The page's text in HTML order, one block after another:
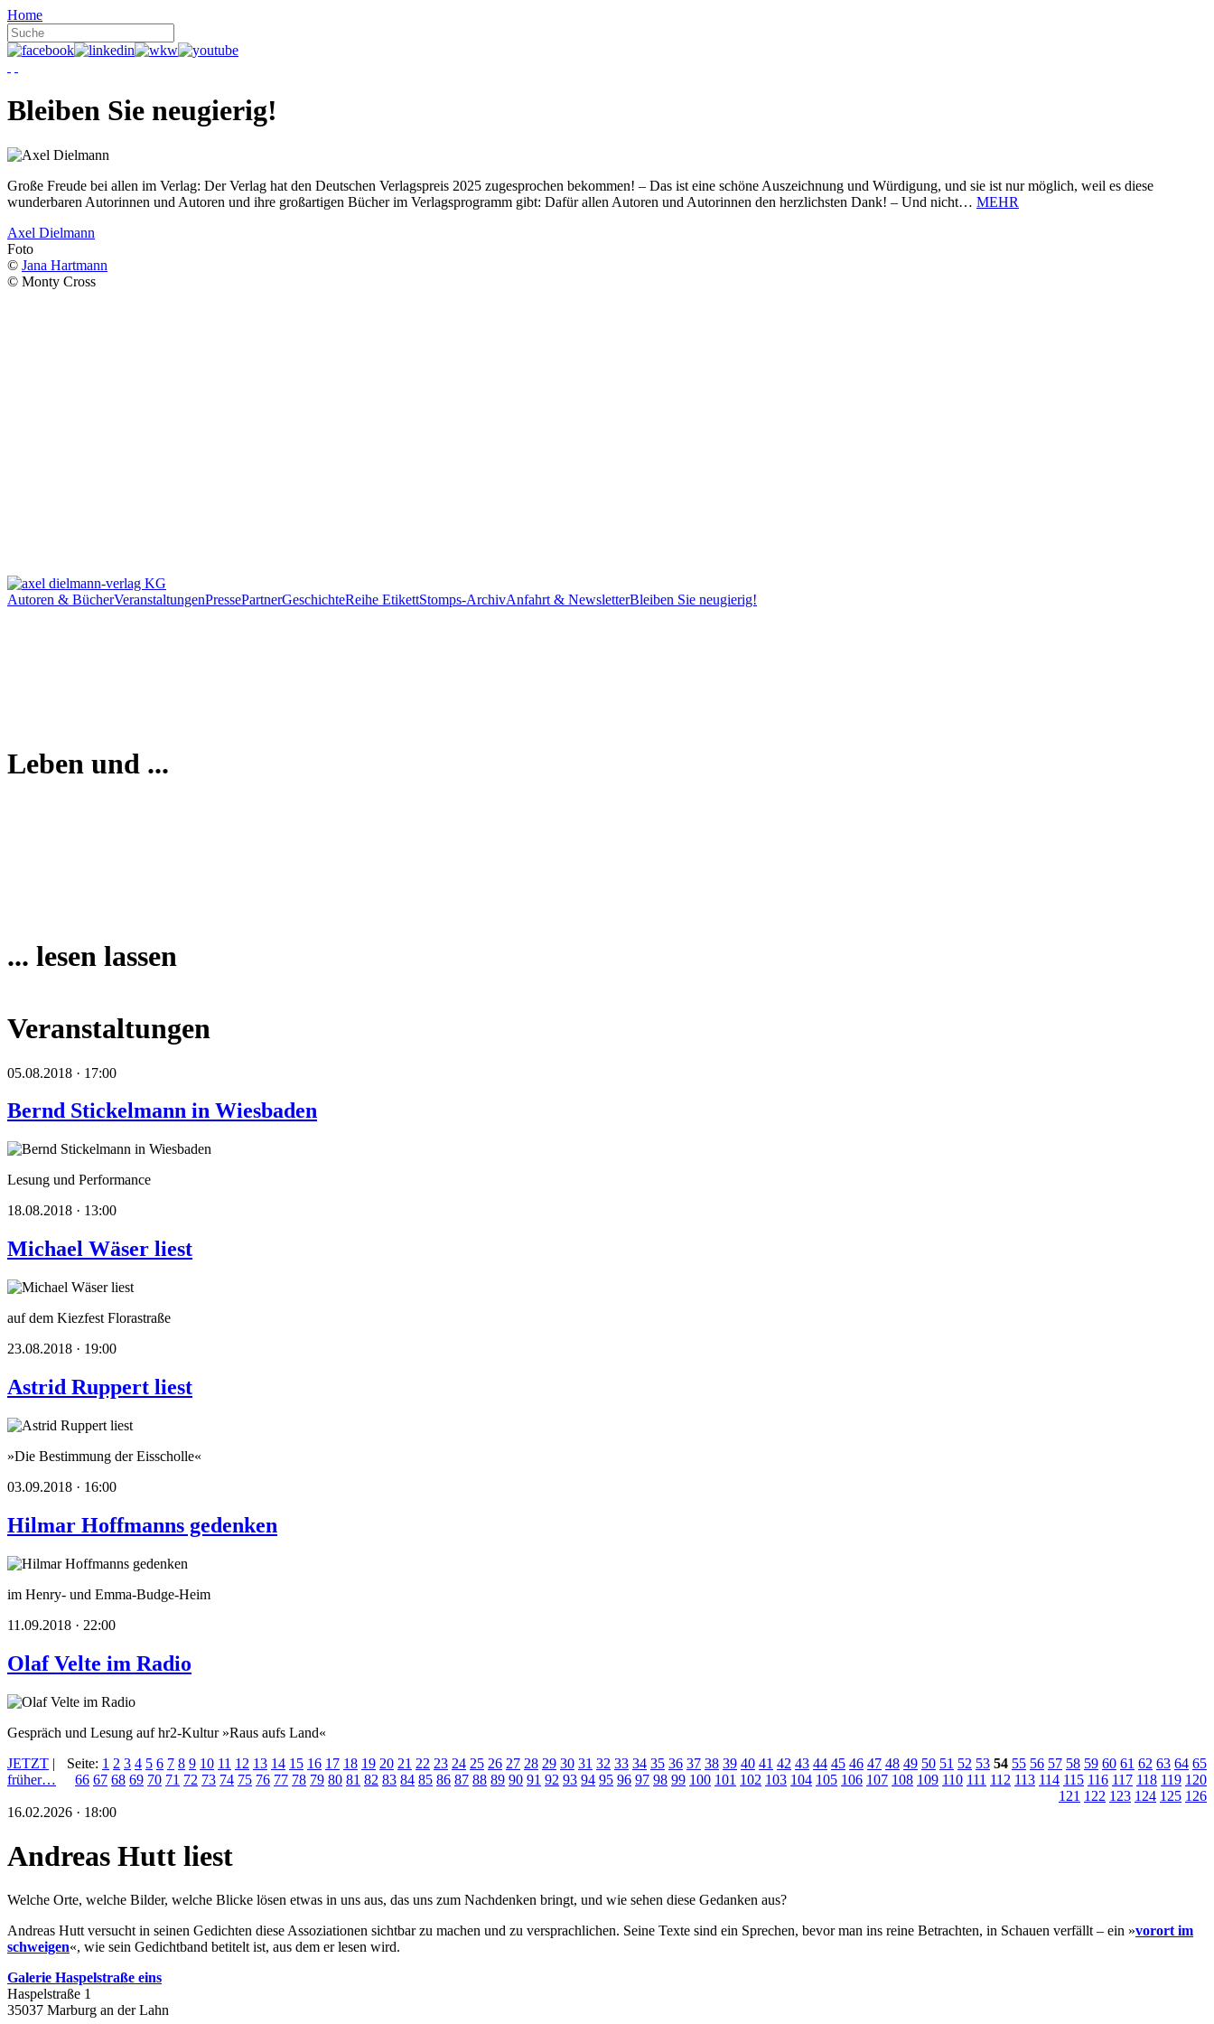
Home
Bleiben Sie neugierig!
Große Freude bei allen im Verlag: Der Verlag hat den Deutschen Verlagspreis 2025 zugesprochen bekommen! – Das ist eine schöne Auszeichnung und Würdigung, und sie ist nur möglich, weil es diese
wunderbaren Autorinnen und Autoren und ihre großartigen Bücher im Verlagsprogramm gibt: Dafür allen Autoren und Autorinnen den herzlichsten Dank! – Und nicht… MEHR
Axel Dielmann
Foto
© Jana Hartmann
© Monty Cross
Autoren & BücherVeranstaltungenPressePartnerGeschichteReihe EtikettStomps-ArchivAnfahrt & NewsletterBleiben Sie neugierig!
Leben und ...
... lesen lassen
Veranstaltungen
05.08.2018 · 17:00
Bernd Stickelmann in Wiesbaden
Lesung und Performance
18.08.2018 · 13:00
Michael Wäser liest
auf dem Kiezfest Florastraße
23.08.2018 · 19:00
Astrid Ruppert liest
»Die Bestimmung der Eisscholle«
03.09.2018 · 16:00
Hilmar Hoffmanns gedenken
im Henry- und Emma-Budge-Heim
11.09.2018 · 22:00
Olaf Velte im Radio
Gespräch und Lesung auf hr2-Kultur »Raus aufs Land«
JETZT |
früher…
Seite: 1 2 3 4 5 6 7 8 9 10 11 12 13 14 15 16 17 18 19 20 21 22 23 24 25 26 27 28 29 30 31 32 33 34 35 36 37 38 39 40 41 42 43 44 45 46 47 48 49 50 51 52 53 54 55 56 57 58 59 60 61 62 63 64 65
66 67 68 69 70 71 72 73 74 75 76 77 78 79 80 81 82 83 84 85 86 87 88 89 90 91 92 93 94 95 96 97 98 99 100 101 102 103 104 105 106 107 108 109 110 111 112 113 114 115 116 117 118 119 120
121 122 123 124 125 126
16.02.2026 · 18:00
Andreas Hutt liest
Welche Orte, welche Bilder, welche Blicke lösen etwas in uns aus, das uns zum Nachdenken bringt, und wie sehen diese Gedanken aus?
Andreas Hutt versucht in seinen Gedichten diese Assoziationen sichtbar zu machen und zu versprachlichen. Seine Texte sind ein Sprechen, bevor man ins reine Betrachten, in Schauen verfällt – ein »vorort im
schweigen«, wie sein Gedichtband betitelt ist, aus dem er lesen wird.
Galerie Haspelstraße eins
Haspelstraße 1
35037 Marburg an der Lahn